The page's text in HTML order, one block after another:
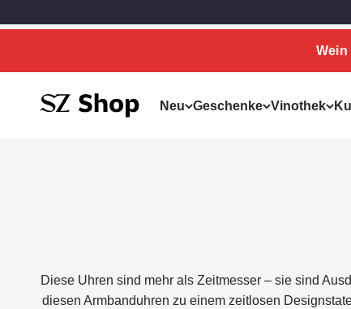
Wein
Neu Geschenke Vinothek
SZ Erleben
Diese Uhren sind mehr als Zeitmesser – sie sind
diesen Armbanduhren zu einem zeitlosen